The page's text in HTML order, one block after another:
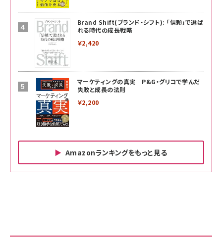
Brand Shift(ブランド・シフト): 「信頼」で選ば
れる時代の成長戦略
￥2,420
マーケティングの真実 P&G・グリコで学んだ
失敗と成長の法則
￥2,200
Amazonランキングをもっと見る
￥880
サポート正規品 メーカー保証5年 KLMEA128G
サポート正規品 メーカー保証5年 KLMEA128G